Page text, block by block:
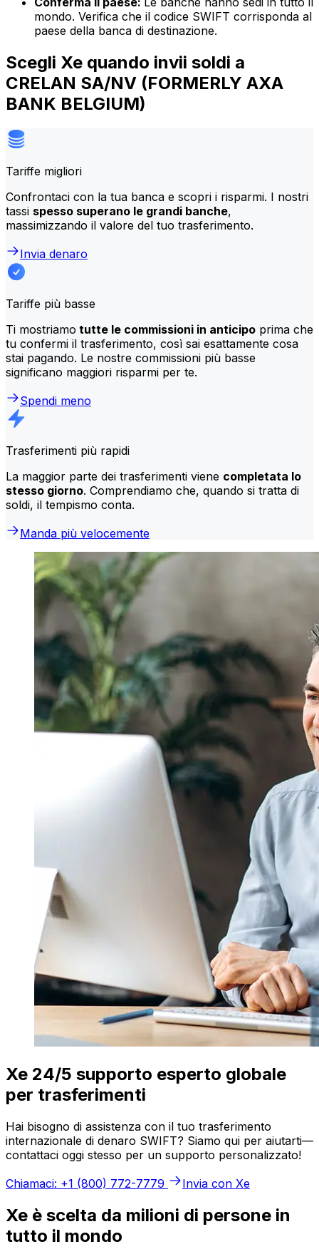
mondo. Verifica che il codice SWIFT corrisponda al
paese della banca di destinazione.
Scegli Xe quando invii soldi a
CRELAN SA/NV (FORMERLY AXA
BANK BELGIUM)
Tariffe migliori
Confrontaci con la tua banca e scopri i risparmi. I nostri
tassi spesso superano le grandi banche,
massimizzando il valore del tuo trasferimento.
Invia denaro
Tariffe più basse
Ti mostriamo tutte le commissioni in anticipo prima che
tu confermi il trasferimento, così sai esattamente cosa
stai pagando. Le nostre commissioni più basse
significano maggiori risparmi per te.
Spendi meno
Trasferimenti più rapidi
La maggior parte dei trasferimenti viene completata lo
stesso giorno. Comprendiamo che, quando si tratta di
soldi, il tempismo conta.
Manda più velocemente
Xe 24/5 supporto esperto globale
per trasferimenti
Hai bisogno di assistenza con il tuo trasferimento
internazionale di denaro SWIFT? Siamo qui per aiutarti—
contattaci oggi stesso per un supporto personalizzato!
Chiamaci: +1 (800) 772-7779
Invia con Xe
Xe è scelta da milioni di persone in
tutto il mondo